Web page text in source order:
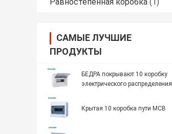
САМЫЕ ЛУЧШИЕ
ПРОДУКТЫ
БЕДРА покрывают 10 коробку
электрического распределения
Крытая 10 коробка пути MCB